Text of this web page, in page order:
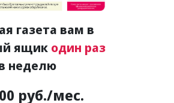
газета вам в
ящик один раз
неделю
руб./мес.